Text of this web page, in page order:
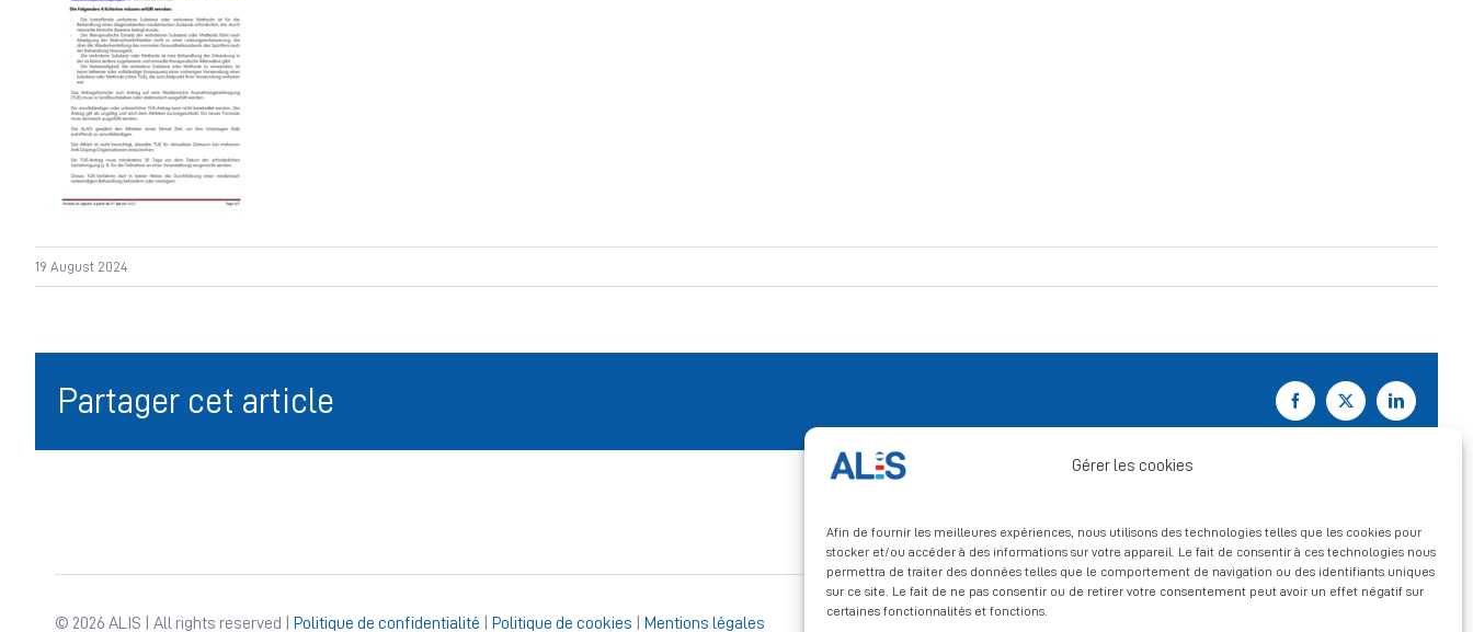
Gérer les cookies
Afin de fournir les meilleures expériences, nous utilisons des technologies telles que les cookies pour
stocker et/ou accéder à des informations sur votre appareil. Le fait de consentir à ces technologies nous
permettra de traiter des données telles que le comportement de navigation ou des identifiants uniques
sur ce site. Le fait de ne pas consentir ou de retirer votre consentement peut avoir un effet négatif sur
certaines fonctionnalités et fonctions.
19 August 2024
Partager cet article Facebook
X LinkedIn
© 2026 ALIS | All rights reserved | Politique de confidentialité Politique de cookies Mentions légales